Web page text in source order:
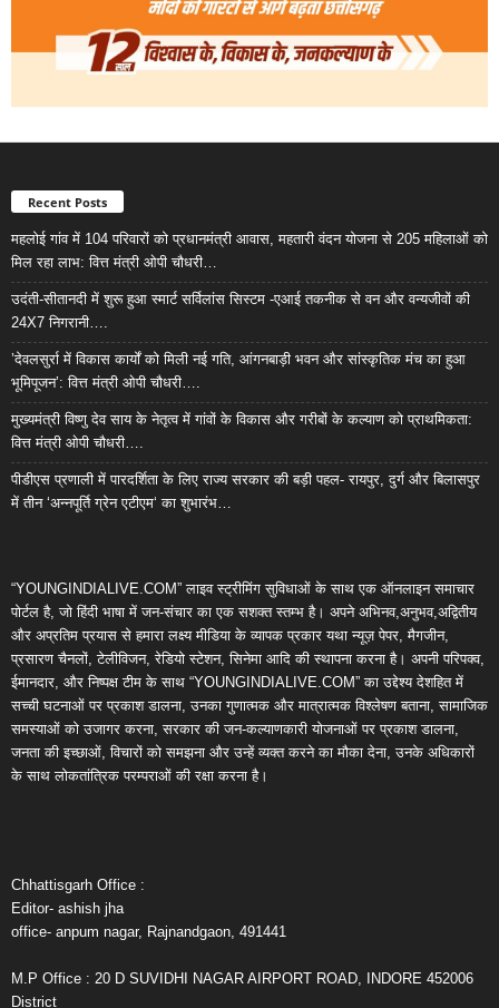
Recent Posts
महलोई गांव में 104 परिवारों को प्रधानमंत्री आवास, महतारी वंदन योजना से 205 महिलाओं को
मिल रहा लाभ: वित्त मंत्री ओपी चौधरी…
उदंती-सीतानदी में शुरू हुआ स्मार्ट सर्विलांस सिस्टम -एआई तकनीक से वन और वन्यजीवों की
24X7 निगरानी….
’देवलसुर्रा में विकास कार्यों को मिली नई गति, आंगनबाड़ी भवन और सांस्कृतिक मंच का हुआ
भूमिपूजन’: वित्त मंत्री ओपी चौधरी….
मुख्यमंत्री विष्णु देव साय के नेतृत्व में गांवों के विकास और गरीबों के कल्याण को प्राथमिकता:
वित्त मंत्री ओपी चौधरी….
पीडीएस प्रणाली में पारदर्शिता के लिए राज्य सरकार की बड़ी पहल- रायपुर, दुर्ग और बिलासपुर
में तीन ‘अन्नपूर्ति ग्रेन एटीएम‘ का शुभारंभ…
“YOUNGINDIALIVE.COM” लाइव स्ट्रीमिंग सुविधाओं के साथ एक ऑनलाइन समाचार
पोर्टल है, जो हिंदी भाषा में जन-संचार का एक सशक्त स्तम्भ है। अपने अभिनव,अनुभव,अद्वितीय
और अप्रतिम प्रयास से हमारा लक्ष्य मीडिया के व्यापक प्रकार यथा न्यूज़ पेपर, मैगजीन,
प्रसारण चैनलों, टेलीविजन, रेडियो स्टेशन, सिनेमा आदि की स्थापना करना है। अपनी परिपक्व,
ईमानदार, और निष्पक्ष टीम के साथ “YOUNGINDIALIVE.COM” का उद्देश्य देशहित में
सच्ची घटनाओं पर प्रकाश डालना, उनका गुणात्मक और मात्रात्मक विश्लेषण बताना, सामाजिक
समस्याओं को उजागर करना, सरकार की जन-कल्याणकारी योजनाओं पर प्रकाश डालना,
जनता की इच्छाओं, विचारों को समझना और उन्हें व्यक्त करने का मौका देना, उनके अधिकारों
के साथ लोकतांत्रिक परम्पराओं की रक्षा करना है।
Chhattisgarh Office :
Editor- ashish jha
office- anpum nagar, Rajnandgaon, 491441
M.P Office : 20 D SUVIDHI NAGAR AIRPORT ROAD, INDORE 452006
District